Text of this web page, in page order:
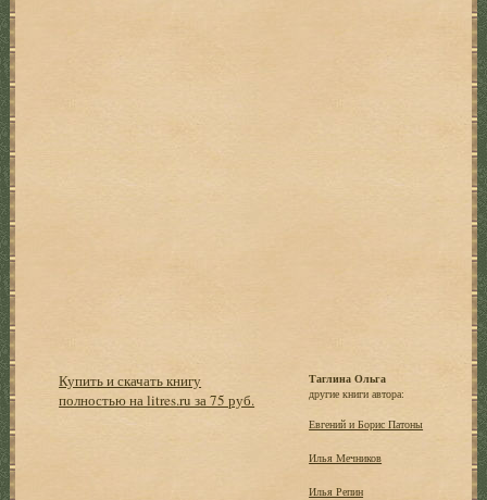
Купить и скачать книгу
полностью на litres.ru за 75 руб.
Таглина Ольга
другие книги автора:
Евгений и Борис Патоны
Илья Мечников
Илья Репин